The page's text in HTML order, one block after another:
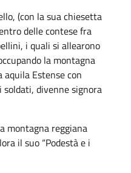
(con la sua chiesetta
delle contese fra
i quali si allearono
la montagna
Estense con
soldati, divenne signora
montagna reggiana
il suo “Podestà e i